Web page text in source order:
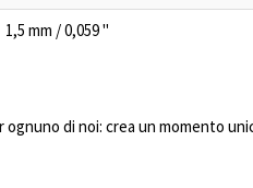
1,5 mm / 0,059 "
di noi: crea un momento